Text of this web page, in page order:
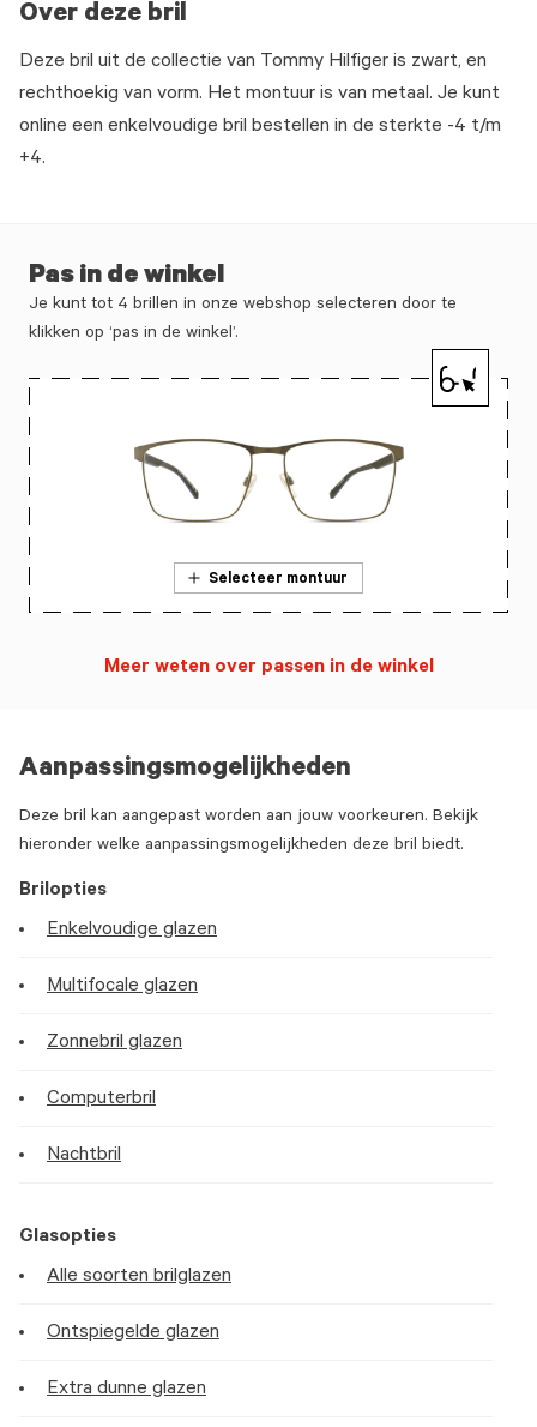
Over deze bril
Deze bril uit de collectie van Tommy Hilfiger is zwart, en
rechthoekig van vorm. Het montuur is van metaal. Je kunt
online een enkelvoudige bril bestellen in de sterkte -4 t/m
+4.
Aanpassingsmogelijkheden
Deze bril kan aangepast worden aan jouw voorkeuren. Bekijk
hieronder welke aanpassingsmogelijkheden deze bril biedt.
Brilopties
Enkelvoudige glazen
Multifocale glazen
Zonnebril glazen
Computerbril
Nachtbril
Glasopties
Alle soorten brilglazen
Ontspiegelde glazen
Extra dunne glazen
Pas in de winkel
Je kunt tot 4 brillen in onze webshop selecteren door te
klikken op ‘pas in de winkel’.
Selecteer montuur
Meer weten over passen in de winkel